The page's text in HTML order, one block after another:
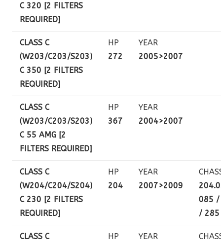
C 320 [2 FILTERS
REQUIRED]
CLASS C
(W203/C203/S203)
C 350 [2 FILTERS
REQUIRED]
HP
272
YEAR
2005>2007
CLASS C
(W203/C203/S203)
C 55 AMG [2
FILTERS REQUIRED]
HP
367
YEAR
2004>2007
CLASS C
(W204/C204/S204)
C 230 [2 FILTERS
REQUIRED]
HP
204
YEAR
2007>2009
085 /
/ 285
CLASS C
HP
YEAR